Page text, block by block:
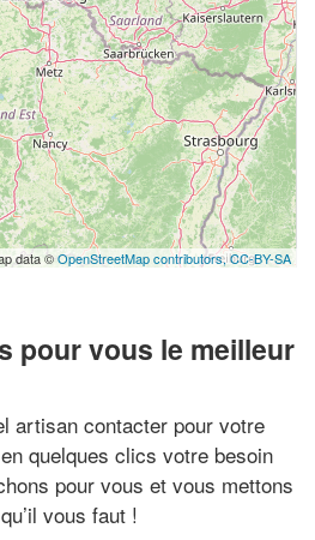
data ©OpenStreetMap contributors,CC-BY-SA
pour vous le meilleur
artisan contacter pour votre
quelques clics votre besoin
pour vous et vous mettons
vous faut !